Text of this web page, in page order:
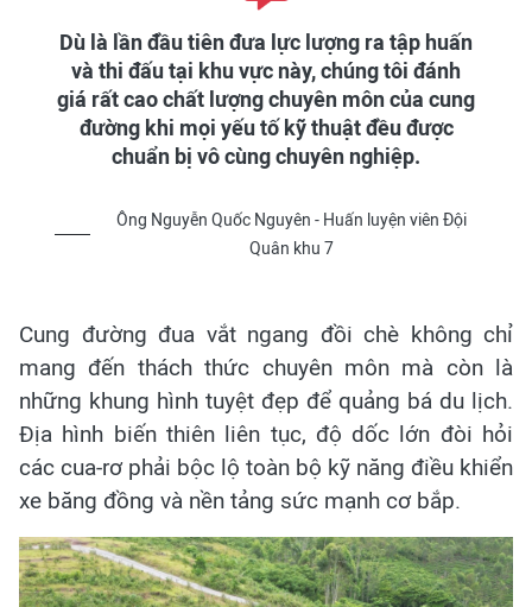
Dù là lần đầu tiên đưa lực lượng ra tập huấn
và thi đấu tại khu vực này, chúng tôi đánh
giá rất cao chất lượng chuyên môn của cung
đường khi mọi yếu tố kỹ thuật đều được
chuẩn bị vô cùng chuyên nghiệp.
Ông Nguyễn Quốc Nguyên - Huấn luyện viên Đội
Quân khu 7
Cung đường đua vắt ngang đồi chè không chỉ
mang đến thách thức chuyên môn mà còn là
những khung hình tuyệt đẹp để quảng bá du lịch.
Địa hình biến thiên liên tục, độ dốc lớn đòi hỏi
các cua-rơ phải bộc lộ toàn bộ kỹ năng điều khiển
xe băng đồng và nền tảng sức mạnh cơ bắp.